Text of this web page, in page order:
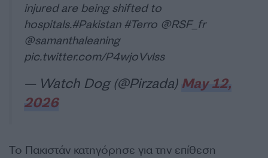
injured are being shifted to
hospitals.#Pakistan #Terro @RSF_fr
@samanthaleaning
pic.twitter.com/P4wjoVvIss
— Watch Dog (@Pirzada) May 12,
2026
Το Πακιστάν κατηγόρησε για την επίθεση